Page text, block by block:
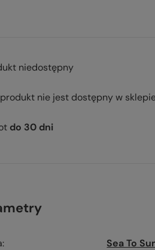
niedostępny
nie jest dostępny w
do 30 dni
Sea To